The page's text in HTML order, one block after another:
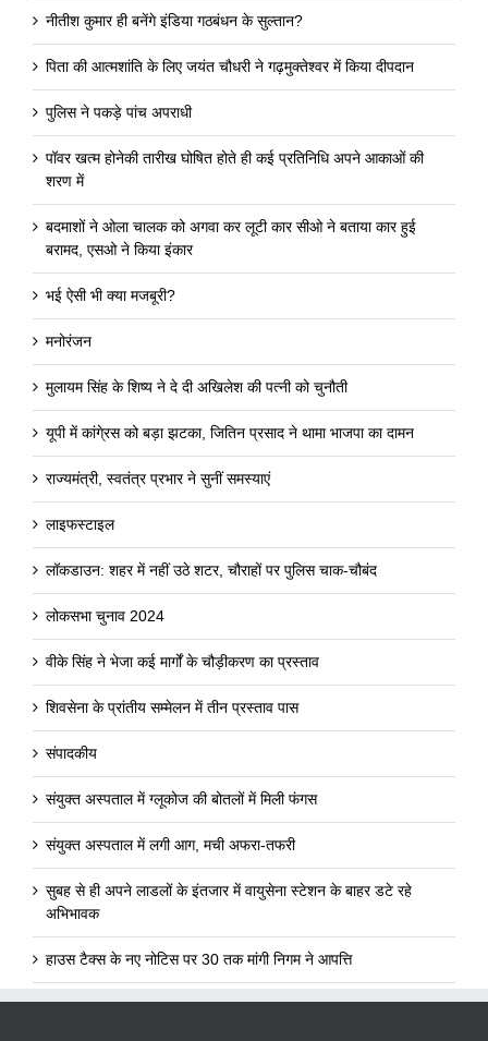
नीतीश कुमार ही बनेंगे इंडिया गठबंधन के सुल्तान?
पिता की आत्मशांति के लिए जयंत चौधरी ने गढ़मुक्तेश्वर में किया दीपदान
पुलिस ने पकड़े पांच अपराधी
पॉवर खत्म होनेकी तारीख घोषित होते ही कई प्रतिनिधि अपने आकाओं की
शरण में
बदमाशों ने ओला चालक को अगवा कर लूटी कार सीओ ने बताया कार हुई
बरामद, एसओ ने किया इंकार
भई ऐसी भी क्या मजबूरी?
मनोरंजन
मुलायम सिंह के शिष्य ने दे दी अखिलेश की पत्नी को चुनौती
यूपी में कांगे्रस को बड़ा झटका, जितिन प्रसाद ने थामा भाजपा का दामन
राज्यमंत्री, स्वतंत्र प्रभार ने सुनीं समस्याएं
लाइफस्टाइल
लॉकडाउन: शहर में नहीं उठे शटर, चौराहों पर पुलिस चाक-चौबंद
लोकसभा चुनाव 2024
वीके सिंह ने भेजा कई मार्गों के चौड़ीकरण का प्रस्ताव
शिवसेना के प्रांतीय सम्मेलन में तीन प्रस्ताव पास
संपादकीय
संयुक्त अस्पताल में ग्लूकोज की बोतलों में मिली फंगस
संयुक्त अस्पताल में लगी आग, मची अफरा-तफरी
सुबह से ही अपने लाडलों के इंतजार में वायुसेना स्टेशन के बाहर डटे रहे
अभिभावक
हाउस टैक्स के नए नोटिस पर 30 तक मांगी निगम ने आपत्ति